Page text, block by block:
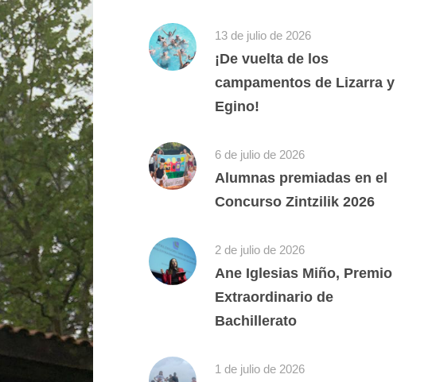
13 de julio de 2026
¡De vuelta de los
campamentos de Lizarra y
Egino!
6 de julio de 2026
Alumnas premiadas en el
Concurso Zintzilik 2026
2 de julio de 2026
Ane Iglesias Miño, Premio
Extraordinario de
Bachillerato
1 de julio de 2026